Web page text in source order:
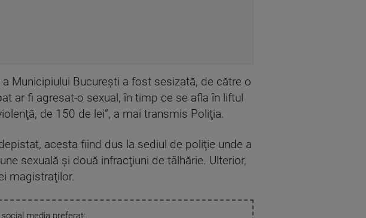
Municipiului Bucureşti a fost sesizată, de către o
ar fi agresat-o sexual, în timp ce se afla în liftul
de 150 de lei”, a mai transmis Poliţia.
acesta fiind dus la sediul de poliţie unde a
sexuală şi două infracţiuni de tâlhărie. Ulterior,
magistraţilor.
media preferat: